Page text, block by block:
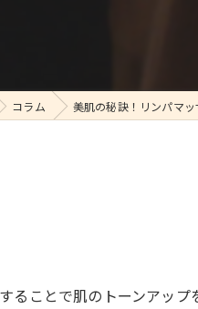
コラム 美肌の秘訣！リンパマ
ることで肌のトーンアップ